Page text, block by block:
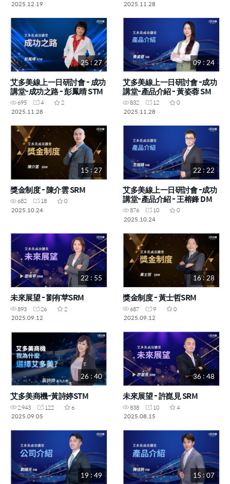
2025.12.19
2025.11.28
25 : 27
艾多美線上一日研討會 - 成功
講堂-成功之路 - 彭鳳晴 STM
695 4
2
2025.11.28
09 : 24
艾多美線上一日研討會 -成功
講堂-產品介紹 - 黃姿蓉 SM
832 12
0
2025.11.28
15 : 27
獎金制度 - 陳介雲 SRM
682 18
0
2025.10.24
22 : 22
艾多美線上一日研討會 -成功
講堂-產品介紹 - 王榕鋒 DM
876 10
0
2025.10.24
22 : 55
未來展望 - 劉有苹SRM
893 26
2
2025.09.12
16 : 28
獎金制度 - 黃士哲SRM
687 9
0
2025.09.12
26 : 40
艾多美商機-黃詩婷STM
2,943 122
6
2025.09.05
36 : 48
未來展望 - 許崑見 SRM
838 10
4
2025.08.15
19 : 49 15 : 07